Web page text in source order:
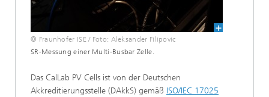
© Fraunhofer ISE / Foto: Aleksander Filipovic
SR-Messung einer Multi-Busbar Zelle.
Das CalLab PV Cells ist von der Deutschen
Akkreditierungsstelle (DAkkS) gemäß ISO/IEC 17025